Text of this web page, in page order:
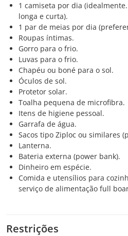
1 camiseta por dia
longa e curta).
1 par de meias por dia
Roupas íntimas.
Gorro para o frio.
Luvas para o frio.
Chapéu ou boné para o sol.
Óculos de sol.
Protetor solar.
Toalha pequena de microfibra.
Itens de higiene pessoal.
Garrafa de água.
Sacos tipo Ziploc ou similares
Lanterna.
Bateria externa (power bank).
Dinheiro em espécie.
Comida e utensílios para
serviço de alimentação full
Restrições